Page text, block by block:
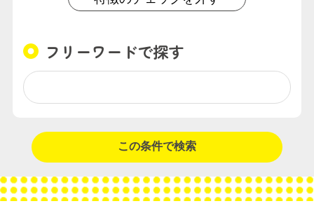
フリーワードで探す